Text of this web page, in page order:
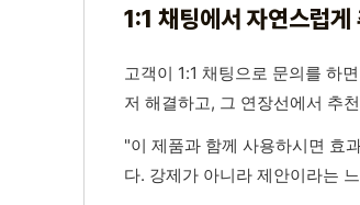
1:1 채팅에서 자연스럽게
고객이 1:1 채팅으로 문의를 하
저 해결하고, 그 연장선에서 추
"이 제품과 함께 사용하시면 효
다. 강제가 아니라 제안이라는